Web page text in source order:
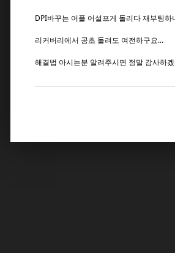
DPI바꾸는 어플 어설프게 돌리다 재부팅
리커버리에서 공초 돌려도 여전하구요...
해결법 아시는분 알려주시면 정말 감사하